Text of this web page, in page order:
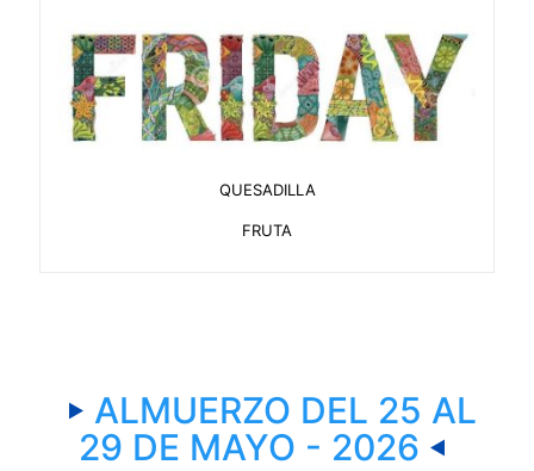
QUESADILLA
FRUTA
ALMUERZO DEL 25 AL
29 DE MAYO - 2026